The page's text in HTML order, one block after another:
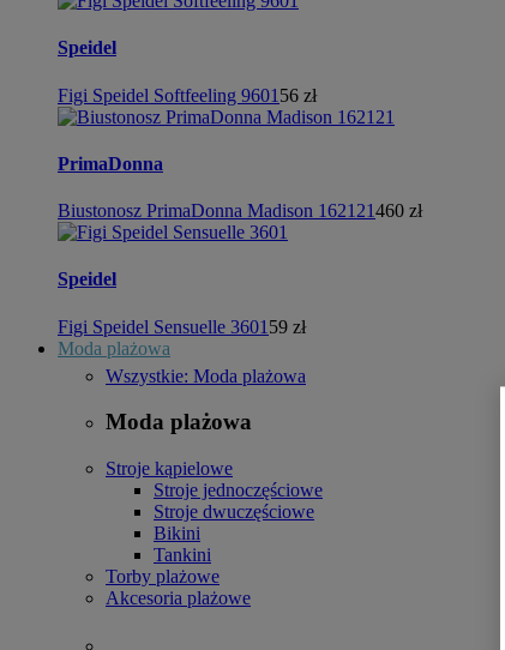
Speidel
Figi Speidel Softfeeling 9601 56 zł
PrimaDonna
Biustonosz PrimaDonna Madison 162121460 zł
Speidel
Figi Speidel Sensuelle 3601 59 zł
Moda plażowa
Wszystkie: Moda plażowa
Moda plażowa
Stroje kąpielowe
Stroje jednoczęściowe
Stroje dwuczęściowe
Bikini
Tankini
Torby plażowe
Akcesoria plażowe